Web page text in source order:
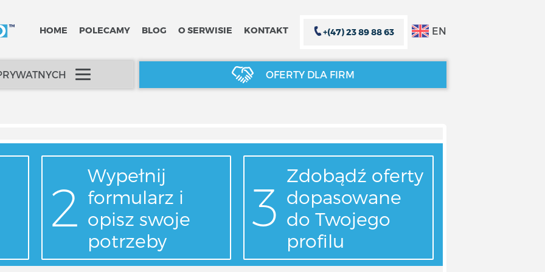
EN
HOME POLECAMY BLOG O SERWISIE KONTAKT +(47) 23 89 88 63
OFERTY DLA FIRM
Wypełnij
formularz i
opisz swoje
potrzeby
Zdobądź oferty
dopasowane
do Twojego
profilu